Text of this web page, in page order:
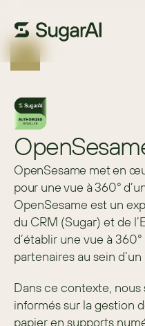
OpenSesame met en
pour une vue à 360°
OpenSesame est un
du CRM (Sugar) et de
d’établir une vue à
partenaires au sein
Dans ce contexte,
informés sur la gestion
papier en supports